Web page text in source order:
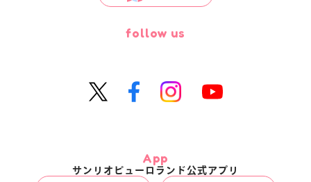
follow us
App
サンリオピューロランド公式アプリ